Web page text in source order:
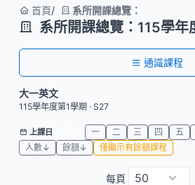
首頁 系所開課總覽：
系所開課總覽：115學年
通識課程
大一英文
115學年度第1學期 · S27
上課日 一 二 三 四 五
人數↓
餘額↓ 僅顯示有餘額課程
每頁